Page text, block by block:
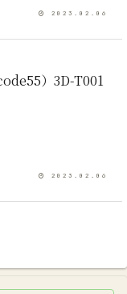
2023.02.06
）3D-T001
2023.02.06